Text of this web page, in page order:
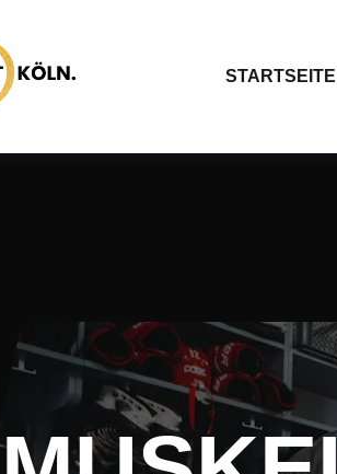
STARTSEITE